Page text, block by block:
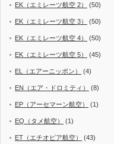
EK（エミレーツ航空 2） (50)
EK（エミレーツ航空 3） (50)
EK（エミレーツ航空 4） (50)
EK（エミレーツ航空 5） (45)
EL（エアーニッポン） (4)
EN（エア・ドロミティ） (8)
EP（アーセマーン航空） (1)
EQ（タメ航空） (1)
ET（エチオピア航空） (43)